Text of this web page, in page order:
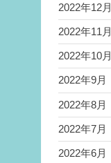
2022年12月
2022年11月
2022年10月
2022年9月
2022年8月
2022年7月
2022年6月